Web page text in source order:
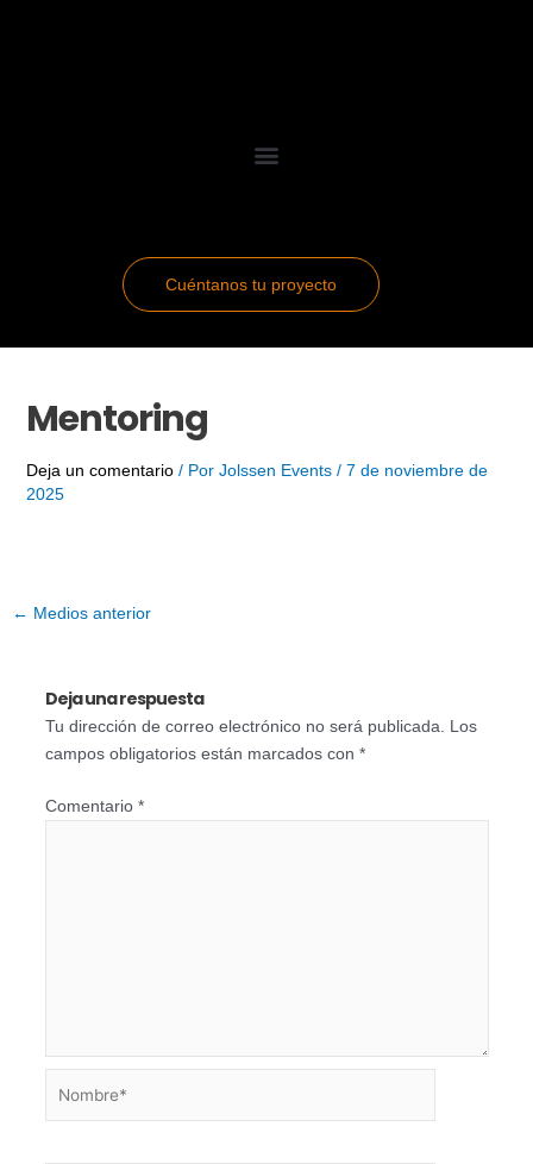
Cuéntanos tu proyecto
Mentoring
Deja un comentario / Por Jolssen Events / 7 de noviembre de
2025
← Medios anterior
Deja una respuesta
Tu dirección de correo electrónico no será publicada.
Los
campos obligatorios están marcados con *
Comentario *